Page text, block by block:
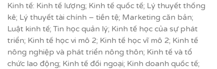
Kinh tế: Kinh tế lượng; Kinh tế quốc tế; Lý thuyết thống
kê; Lý thuyết tài chính – tiền tệ; Marketing căn bản;
Luật kinh tế; Tin học quản lý; Kinh tế học của sự phát
triển; Kinh tế học vi mô 2; Kinh tế học vĩ mô 2; Kinh tế
nông nghiệp và phát triển nông thôn; Kinh tế và tổ
chức lao động; Kinh tế đối ngoại; Kinh doanh quốc tế;